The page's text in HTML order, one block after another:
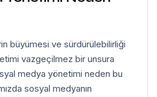
büyümesi ve sürdürülebilirliği
vazgeçilmez bir unsura
medya yönetimi neden bu
sosyal medyanın